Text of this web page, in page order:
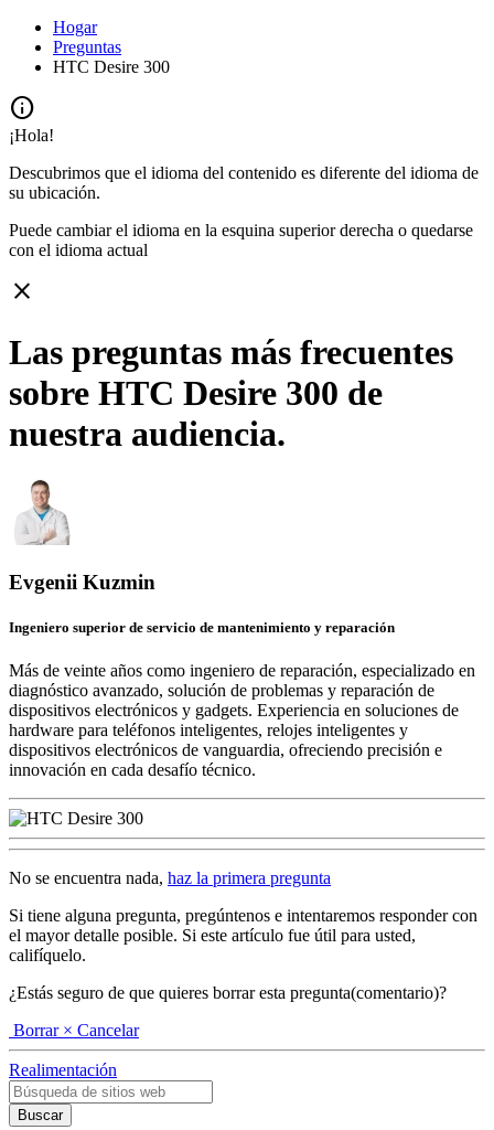
Hogar
Preguntas
HTC Desire 300
info
¡Hola!
Descubrimos que el idioma del contenido es diferente del idioma de
su ubicación.
Puede cambiar el idioma en la esquina superior derecha o quedarse
con el idioma actual
close
Las preguntas más frecuentes
sobre HTC Desire 300 de
nuestra audiencia.
Evgenii Kuzmin
Ingeniero superior de servicio de mantenimiento y reparación
Más de veinte años como ingeniero de reparación, especializado en
diagnóstico avanzado, solución de problemas y reparación de
dispositivos electrónicos y gadgets. Experiencia en soluciones de
hardware para teléfonos inteligentes, relojes inteligentes y
dispositivos electrónicos de vanguardia, ofreciendo precisión e
innovación en cada desafío técnico.
No se encuentra nada, haz la primera pregunta
Si tiene alguna pregunta, pregúntenos e intentaremos responder con
el mayor detalle posible. Si este artículo fue útil para usted,
califíquelo.
¿Estás seguro de que quieres borrar esta pregunta(comentario)?
Borrar × Cancelar
Realimentación